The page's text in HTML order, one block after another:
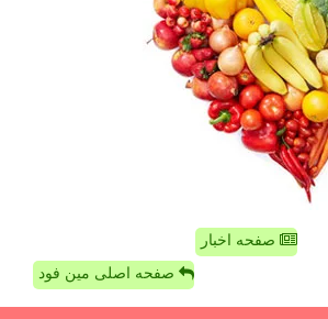
صفحه اخبار
صفحه اصلی مین فود